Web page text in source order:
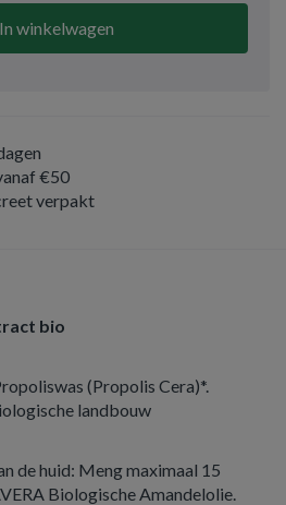
In winkelwagen
€50
verpakt
bio
(Propolis Cera)*.
landbouw
de huid: Meng maximaal 15
Biologische Amandelolie.